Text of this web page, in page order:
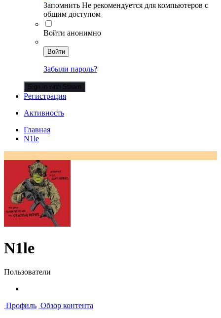
Запомнить Не рекомендуется для компьютеров с
общим доступом
Войти анонимно
Войти
Забыли пароль?
Sign in with Steam
Регистрация
Активность
Главная
N1le
N1le
Пользователи
Профиль Обзор контента